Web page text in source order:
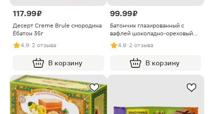
117.99 ₽
Десерт Creme Brule смородина
Ёбатон 35г
4.9· 2 отзыва
В корзину
99.99 ₽
Батончик глазированный с
вафлей шоколадно-ореховый
без сахара Chikalab 40г
4.8· 2 отзыва
В корзину